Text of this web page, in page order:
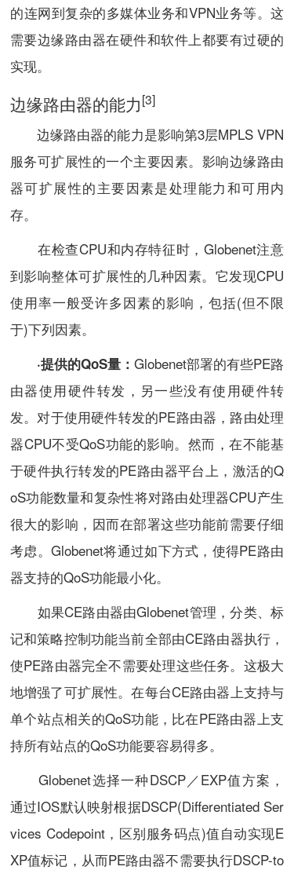
的连网到复杂的多媒体业务和VPN业务等。这
需要边缘路由器在硬件和软件上都要有过硬的
实现。
边缘路由器的能力[3]
边缘路由器的能力是影响第3层MPLS VPN
服务可扩展性的一个主要因素。影响边缘路由
器可扩展性的主要因素是处理能力和可用内
存。
在检查CPU和内存特征时，Globenet注意
到影响整体可扩展性的几种因素。它发现CPU
使用率一般受许多因素的影响，包括(但不限
于)下列因素。
·提供的QoS量： Globenet部署的有些PE路
由器使用硬件转发，另一些没有使用硬件转
发。对于使用硬件转发的PE路由器，路由处理
器CPU不受QoS功能的影响。然而，在不能基
于硬件执行转发的PE路由器平台上，激活的Q
oS功能数量和复杂性将对路由处理器CPU产生
很大的影响，因而在部署这些功能前需要仔细
考虑。Globenet将通过如下方式，使得PE路由
器支持的QoS功能最小化。
如果CE路由器由Globenet管理，分类、标
记和策略控制功能当前全部由CE路由器执行，
使PE路由器完全不需要处理这些任务。这极大
地增强了可扩展性。在每台CE路由器上支持与
单个站点相关的QoS功能，比在PE路由器上支
持所有站点的QoS功能要容易得多。
Globenet选择一种DSCP／EXP值方案，
通过IOS默认映射根据DSCP(Differentiated Ser
vices Codepoint，区别服务码点)值自动实现E
XP值标记，从而PE路由器不需要执行DSCP-to